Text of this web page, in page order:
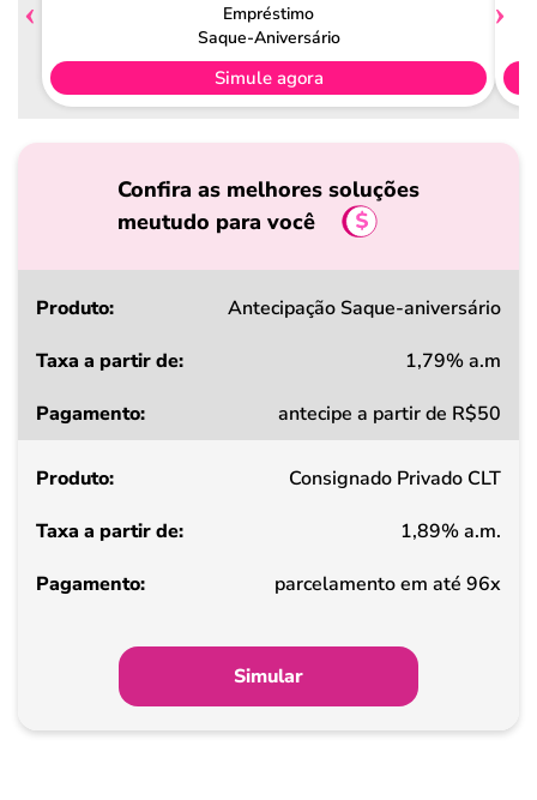
Empréstimo
Saque-Aniversário
Simule agora
Confira as melhores soluções
meutudo para você
Produto
a
de
Pagamento
Antecipação Saque-aniversário
1,79% a.m
antecipe a partir de R$50
Consignado Privado CLT
1,89% a.m.
parcelamento em até 96x
Simular